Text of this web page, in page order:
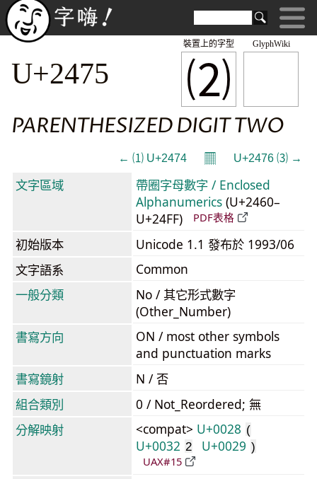
GlyphWiki
⑵
裝置上的字型
U+2475
PARENTHESIZED DIGIT TWO
← ⑴ U+2474 𝄜 U+2476 ⑶ →
文字區域
帶圈字母數字 / Enclosed
Alphanumerics (U+2460–
U+24FF)
PDF表格
初始版本
Unicode 1.1 發布於 1993/06
文字語系
Common
一般分類
No / 其它形式數字
(Other_Number)
書寫方向
ON / most other symbols
and punctuation marks
書寫鏡射
N / 否
組合類別
0 / Not_Reordered; 無
分解映射
<compat> U+0028 (
U+0032 2 U+0029 )
UAX#15